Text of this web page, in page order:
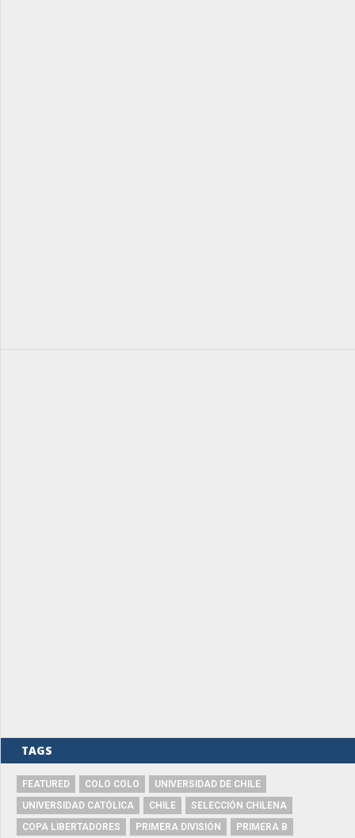
TAGS
FEATURED COLO COLO
UNIVERSIDAD DE CHILE
UNIVERSIDAD CATÓLICA
CHILE
SELECCIÓN CHILENA
COPA LIBERTADORES
PRIMERA DIVISIÓN
PRIMERA B